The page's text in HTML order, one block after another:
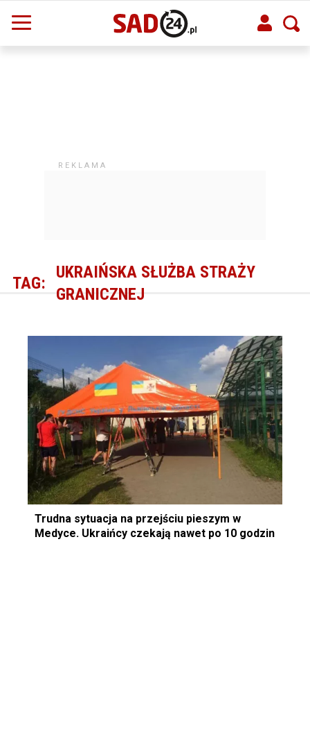
TAG:
UKRAIŃSKA SŁUŻBA STRAŻY
GRANICZNEJ
Trudna sytuacja na przejściu pieszym w
Medyce. Ukraińcy czekają nawet po 10 godzin